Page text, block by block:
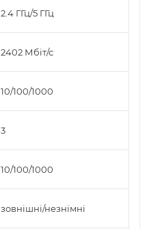
2.4 ГГц/5 ГГц
2402 Мбіт/с
10/100/1000
3
10/100/1000
зовнішні/незнімні